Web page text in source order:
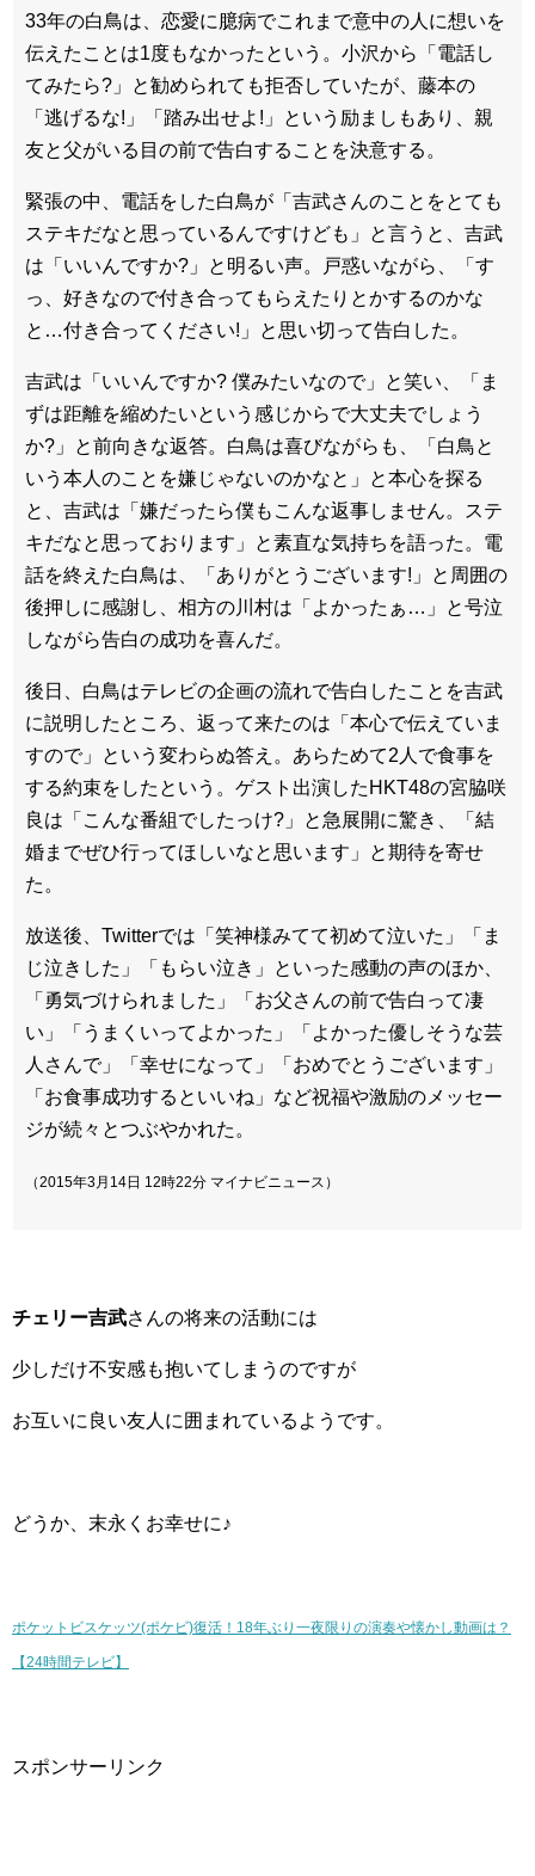
33年の白鳥は、恋愛に臆病でこれまで意中の人に想いを
伝えたことは1度もなかったという。小沢から「電話し
てみたら?」と勧められても拒否していたが、藤本の
「逃げるな!」「踏み出せよ!」という励ましもあり、親
友と父がいる目の前で告白することを決意する。
緊張の中、電話をした白鳥が「吉武さんのことをとても
ステキだなと思っているんですけども」と言うと、吉武
は「いいんですか?」と明るい声。戸惑いながら、「す
っ、好きなので付き合ってもらえたりとかするのかな
と…付き合ってください!」と思い切って告白した。
吉武は「いいんですか? 僕みたいなので」と笑い、「ま
ずは距離を縮めたいという感じからで大丈夫でしょう
か?」と前向きな返答。白鳥は喜びながらも、「白鳥と
いう本人のことを嫌じゃないのかなと」と本心を探る
と、吉武は「嫌だったら僕もこんな返事しません。ステ
キだなと思っております」と素直な気持ちを語った。電
話を終えた白鳥は、「ありがとうございます!」と周囲の
後押しに感謝し、相方の川村は「よかったぁ…」と号泣
しながら告白の成功を喜んだ。
後日、白鳥はテレビの企画の流れで告白したことを吉武
に説明したところ、返って来たのは「本心で伝えていま
すので」という変わらぬ答え。あらためて2人で食事を
する約束をしたという。ゲスト出演したHKT48の宮脇咲
良は「こんな番組でしたっけ?」と急展開に驚き、「結
婚までぜひ行ってほしいなと思います」と期待を寄せ
た。
放送後、Twitterでは「笑神様みてて初めて泣いた」「ま
じ泣きした」「もらい泣き」といった感動の声のほか、
「勇気づけられました」「お父さんの前で告白って凄
い」「うまくいってよかった」「よかった優しそうな芸
人さんで」「幸せになって」「おめでとうございます」
「お食事成功するといいね」など祝福や激励のメッセー
ジが続々とつぶやかれた。
（2015年3月14日 12時22分 マイナビニュース）
チェリー吉武さんの将来の活動には
少しだけ不安感も抱いてしまうのですが
お互いに良い友人に囲まれているようです。
どうか、末永くお幸せに♪
ポケットビスケッツ(ポケビ)復活！18年ぶり一夜限りの演奏や懐かし動画は？
【24時間テレビ】
スポンサーリンク